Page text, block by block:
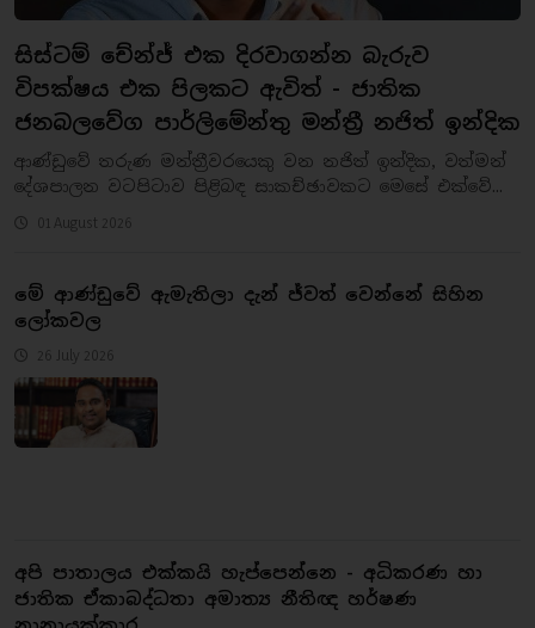
සිස්ටම් චේන්ජ් එක දිරවාගන්න බැරුව
විපක්ෂය එක පිලකට ඇවිත් - ජාතික
ජනබලවේග පාර්ලිමේන්තු මන්ත්‍රී නජිත් ඉන්දික
ආණ්ඩුවේ තරුණ මන්ත්‍රීවරයෙකු වන නජිත් ඉන්දික, වත්මන්
දේශපාලන වටපිටාව පිළිබඳ සාකච්ඡාවකට මෙසේ එක්වේ...
01 August 2026
මේ ආණ්ඩුවේ ඇමැතිලා දැන් ජ්වත් වෙන්නේ සිහින
ලෝකවල
26 July 2026
අපි පාතාලය එක්කයි හැප්පෙන්නෙ - අධිකරණ හා
ජාතික ඒකාබද්ධතා අමාත්‍ය නීතිඥ හර්ෂණ